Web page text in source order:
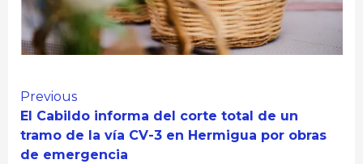
Continue
Reading
Previous
El Cabildo informa del corte total de un
tramo de la vía CV-3 en Hermigua por obras
de emergencia